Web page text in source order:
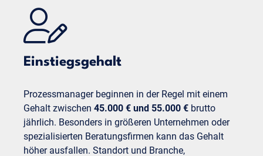
Einstiegsgehalt
Prozessmanager beginnen in der Regel mit einem
Gehalt zwischen 45.000 € und 55.000 € brutto
jährlich. Besonders in größeren Unternehmen oder
spezialisierten Beratungsfirmen kann das Gehalt
höher ausfallen. Standort und Branche,